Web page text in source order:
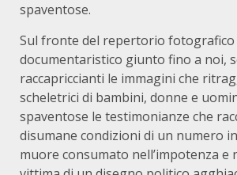
spaventose.
Sul fronte del repertorio fotografico
documentaristico giunto fino a noi,
raccapriccianti le immagini che
scheletrici di bambini, donne e
spaventose le testimonianze che
disumane condizioni di un numero
muore consumato nell’impotenza e